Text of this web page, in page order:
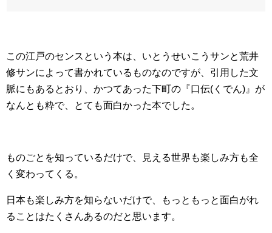
この江戸のセンスという本は、いとうせいこうサンと荒井
修サンによって書かれているものなのですが、引用した文
脈にもあるとおり、かつてあった下町の『口伝(くでん)』が
なんとも粋で、とても面白かった本でした。
ものごとを知っているだけで、見える世界も楽しみ方も全
く変わってくる。
日本も楽しみ方を知らないだけで、もっともっと面白がれ
ることはたくさんあるのだと思います。